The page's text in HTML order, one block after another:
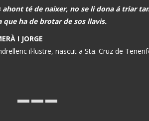
ahont té de naixer, no se li dona á triar
que ha de brotar de sos llavis.
I JORGE
il·lustre, nascut a Sta. Cruz de